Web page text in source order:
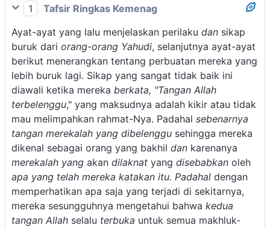
1
Tafsir Ringkas Kemenag
Ayat-ayat yang lalu menjelaskan perilaku dan sikap
buruk dari orang-orang Yahudi, selanjutnya ayat-ayat
berikut menerangkan tentang perbuatan mereka yang
lebih buruk lagi. Sikap yang sangat tidak baik ini
diawali ketika mereka berkata, "Tangan Allah
terbelenggu," yang maksudnya adalah kikir atau tidak
mau melimpahkan rahmat-Nya. Padahal sebenarnya
tangan merekalah yang dibelenggu sehingga mereka
dikenal sebagai orang yang bakhil dan karenanya
merekalah yang akan dilaknat yang disebabkan oleh
apa yang telah mereka katakan itu. Padahal dengan
memperhatikan apa saja yang terjadi di sekitarnya,
mereka sesungguhnya mengetahui bahwa kedua
tangan Allah selalu terbuka untuk semua makhluk-